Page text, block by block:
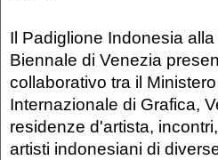
Il Padiglione Indonesia
Biennale di Venezia
collaborativo tra il
Internazionale di Grafica,
residenze d'artista,
artisti indonesiani di